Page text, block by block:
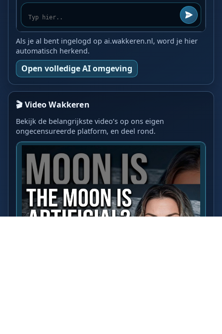
Als je al bent ingelogd op ai.wakkeren.nl, word je hier
automatisch herkend.
Open volledige AI omgeving
🎬 Video Wakkeren
Bekijk de belangrijkste video’s op ons eigen
ongecensureerde platform, en deel rond.